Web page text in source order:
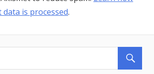
is processed.